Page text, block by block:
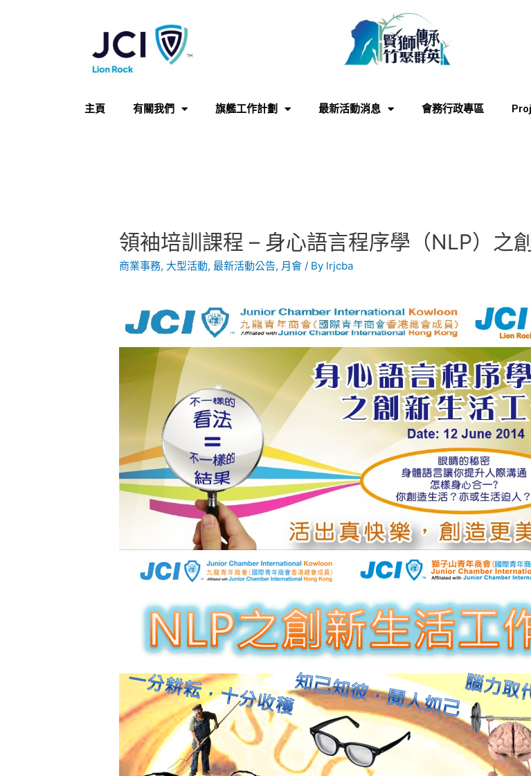
主頁 有關我們 旗艦工作計劃 最新活動消息 會務行政專區
領袖培訓課程 – 身心語言程序學（NLP）之
商業事務, 大型活動,最新活動公告, 月會 / By lrjcba